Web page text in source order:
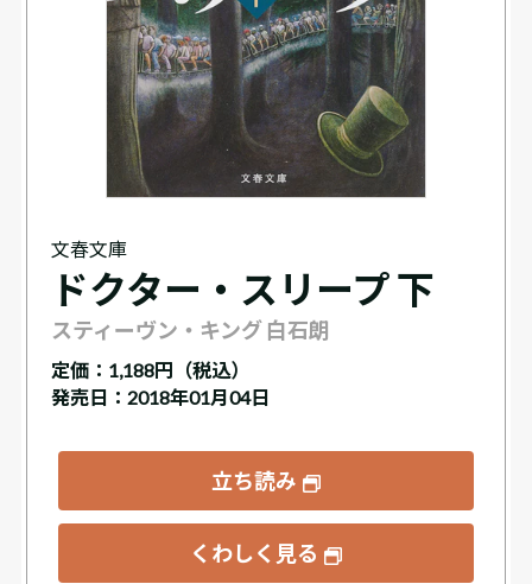
文春文庫
ドクター・スリープ 下
スティーヴン・キング 白石朗
定価： 1,188円（税込）
発売日：2018年01月04日
立ち読み
くわしく見る